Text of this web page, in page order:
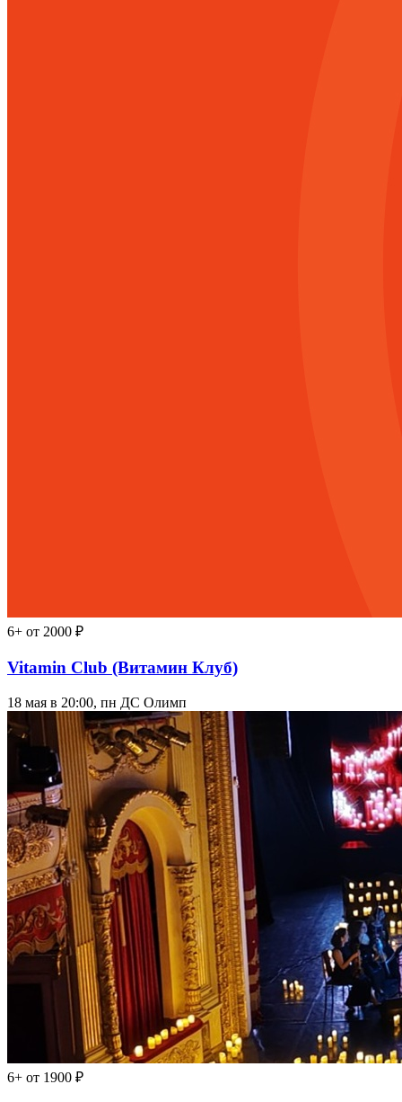
6+ от 2000 ₽
Vitamin Club (Витамин Клуб)
18 мая в 20:00, пн ДС Олимп
6+ от 1900 ₽